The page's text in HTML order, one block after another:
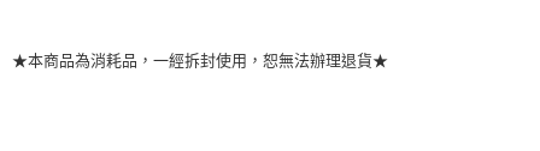
★本商品為消耗品，一經拆封使用，恕無法辦理退貨★